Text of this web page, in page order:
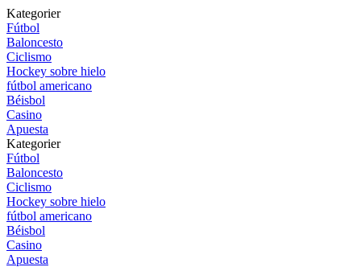
Kategorier
Fútbol
Baloncesto
Ciclismo
Hockey sobre hielo
fútbol americano
Béisbol
Casino
Apuesta
Kategorier
Fútbol
Baloncesto
Ciclismo
Hockey sobre hielo
fútbol americano
Béisbol
Casino
Apuesta